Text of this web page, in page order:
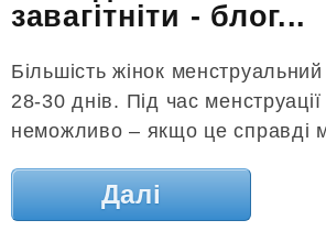
завагітніти - блог...
Більшість жінок
28-30 днів. Під час менструації
неможливо – якщо це справді
Далі